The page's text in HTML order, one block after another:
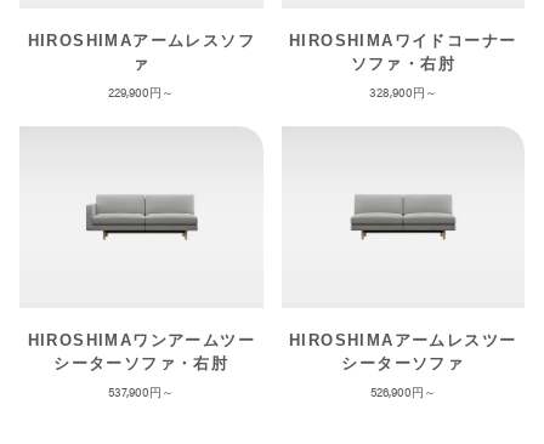
HIROSHIMAアームレスソフ
ァ
229,900
HIROSHIMAワイドコーナー
ソファ・右肘
328,900
HIROSHIMAワンアームツー
シーターソファ・右肘
537,900
HIROSHIMAアームレスツー
シーターソファ
526,900